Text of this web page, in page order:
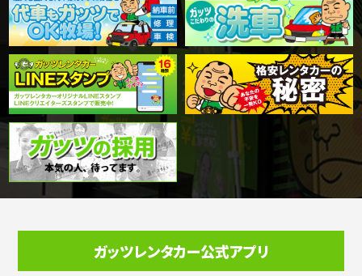
ガッツレンタカー公式アプリ